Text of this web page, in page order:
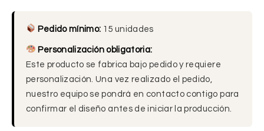
Pedido mínimo: 15 unidades
Personalización obligatoria:
Este producto se fabrica bajo pedido y requiere
personalización. Una vez realizado el pedido,
nuestro equipo se pondrá en contacto contigo para
confirmar el diseño antes de iniciar la producción.